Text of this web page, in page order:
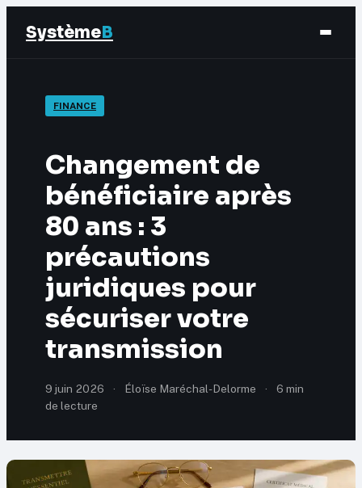
SystèmeB
Finance
Éducation & Emploi
Marketing
FINANCE
Changement de
bénéficiaire après
80 ans : 3
précautions
juridiques pour
sécuriser votre
transmission
9 juin 2026 · Éloïse Maréchal-Delorme ·
6 min
de lecture